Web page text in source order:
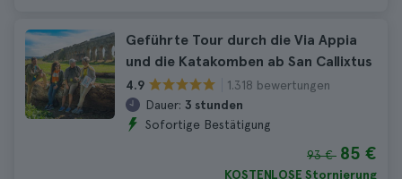
Geführte Tour durch die Via Appia
und die Katakomben ab San Callixtus
4.9
1.318 bewertungen
Dauer: 3 stunden
Sofortige Bestätigung
93 € 85 €
KOSTENLOSE Stornierung